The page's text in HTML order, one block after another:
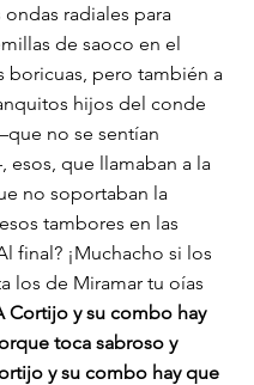
radiales para
de saoco en el
boricuas, pero también a
hijos del conde
no se sentían
esos, que llamaban a la
no soportaban la
tambores en las
final? ¡Muchacho si los
los de Miramar tu oías
Cortijo y su combo hay
toca sabroso y
y su combo hay que